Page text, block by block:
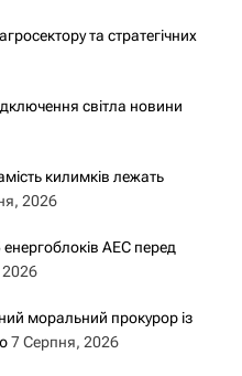
та стратегічних
світла новини
килимків лежать
2026
АЕС перед
моральний прокурор із
7 Серпня, 2026